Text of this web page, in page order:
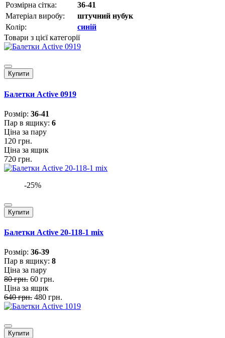
Розмірна сітка:
36-41
Матеріал виробу:
штучний нубук
Колір:
синій
Товари з цієї категорії
Купити
Балетки Active 0919
Розмiр: 36-41
Пар в ящику: 6
Ціна за пару
120 грн.
Ціна за ящик
720 грн.
-25%
Купити
Балетки Active 20-118-1 mix
Розмiр: 36-39
Пар в ящику: 8
Ціна за пару
80 грн. 60 грн.
Ціна за ящик
640 грн. 480 грн.
Купити